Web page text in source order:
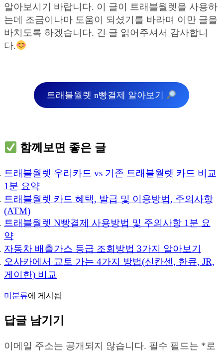
알아보시기 바랍니다. 이 글이 트래블월렛을 사용하
는데 조금이나마 도움이 되셨기를 바라며 이만 글을
바치도록 하겠습니다. 긴 글 읽어주셔서 감사합니
다.
트래블월렛 n빵결제 알아보기
함께보면 좋은 글
트래블월렛 우리카드 vs 기존 트래블월렛 카드 비교
1분 요약
트래블월렛 카드 혜택, 발급 및 이용방법, 주의사항
(ATM)
트래블월렛 N빵결제 사용방법 및 주의사항 1분 요
약
자동차 배출가스 등급 조회방법 3가지 알아보기
오사카에서 교토 가는 4가지 방법(신칸센, 한큐, JR,
게이한) 비교
미분류에 게시됨
답글 남기기
이메일 주소는 공개되지 않습니다. 필수 필드는 *로